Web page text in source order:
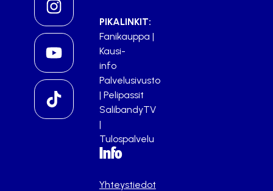
PIKALINKIT:
Fanikauppa |
Kausi-
info
Palvelusivusto
| Pelipassit
SalibandyTV
|
Tulospalvelu
Info
Yhteystiedot